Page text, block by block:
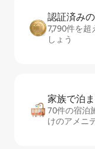
認証済み
7,790件を
しょう
家族で泊
70件の宿泊
けのアメニ